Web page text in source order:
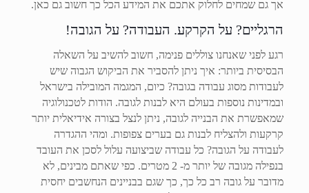
אך גם שמחים לחלוק אתכם את המידע הכל כך חשוב גם כאן.
הרגליים? על הקרקע. העבודה? על הגובה!
רגע לפני שאנחנו צוללים פנימה, חשוב להשיב על השאלה
הבסיסית ביותר: איך ניתן להסביר את הביקוש הגבוה שיש
לעבודות מסוג עבודה בגובה? כיום, המגמה המובילה בישראל
ובמדינות נוספות בעולם היא לבנות לגובה. הודות לטכנולוגיה
שמאפשרת את הבנייה לגובה, ניתן לנצל בצורה אידיאלית יותר
קרקעות ולהצליח לבנות גם בערים צפופות. ומהי ההגדרה
לעבודה על הגובה? כל עבודה שביצועה עלול לסכן את העובד
בנפילה מגובה של יותר מ- 2 מטרים. כפי שאתם מבינים, לא
מדובר על גובה רב כל כך, כך שגם בבניינים הנחשבים יחסית